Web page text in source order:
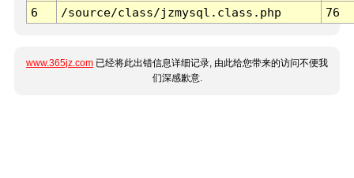
6
/source/class/jzmysql.class.php 76
www.365jz.com 已经将此出错信息详细记录, 由此给您带来的访问不便我
们深感歉意.